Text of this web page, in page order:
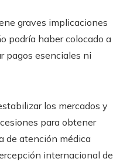
graves implicaciones
podría haber colocado a
pagos esenciales ni
los mercados y
para obtener
de atención médica
internacional de